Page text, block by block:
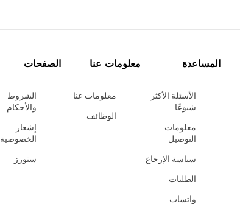
المساعدة
الأسئلة الأكثر
شيوعًا
معلومات
التوصيل
سياسة الإرجاع
الطلبات
واتساب
معلومات عنا
معلومات عنا
الوظائف
الصفحات
الشروط
والأحكام
إشعار
الخصوصية
ستورز